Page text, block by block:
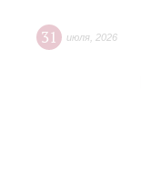
31 июля 2026